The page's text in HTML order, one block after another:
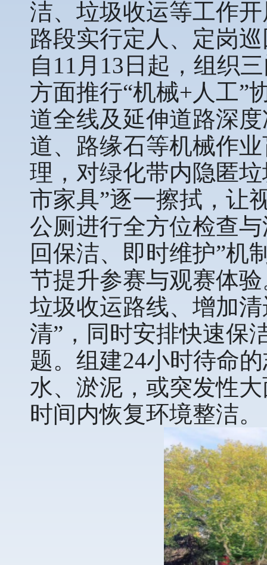
洁、垃圾收运等工作
路段实行定人、定岗
自11月13日起，组织
方面推行“机械+人工”
道全线及延伸道路深
道、路缘石等机械作
理，对绿化带内隐匿
市家具”逐一擦拭，让
公厕进行全方位检查
回保洁、即时维护”机
节提升参赛与观赛体
垃圾收运路线、增加
清”，同时安排快速保
题。组建24小时待命
水、淤泥，或突发性
时间内恢复环境整洁。